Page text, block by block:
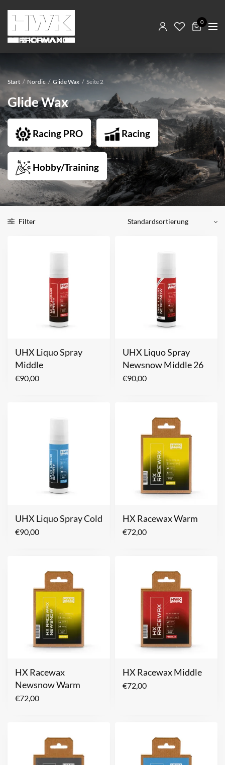
0
Start / Nordic / Glide Wax / Seite 2
Glide Wax
Racing PRO Racing
Hobby/Training
Filter
UHX Liquo Spray
Middle
€90,00
UHX Liquo Spray
Newsnow Middle 26
€90,00
UHX Liquo Spray Cold
€90,00
HX Racewax Warm
€72,00
HX Racewax
Newsnow Warm
€72,00
HX Racewax Middle
€72,00